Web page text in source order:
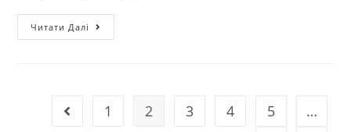
Читати Далі
1 2 3 4 5
…